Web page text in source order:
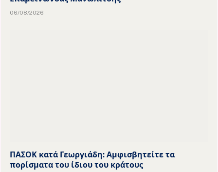
06/08/2026
ΠΑΣΟΚ κατά Γεωργιάδη: Αμφισβητείτε τα
πορίσματα του ίδιου του κράτους